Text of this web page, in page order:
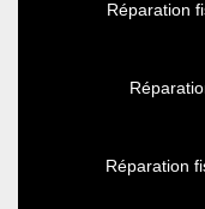
Réparation
Réparation